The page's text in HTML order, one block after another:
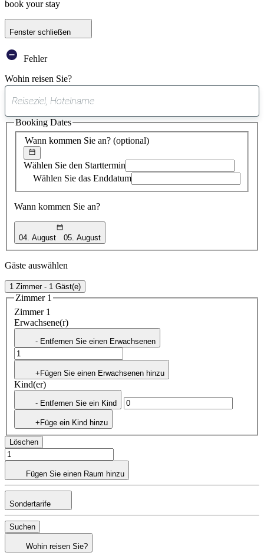
book your stay
Fenster schließen
Fehler
Wohin reisen Sie?
gefundener
Vorschlag
Wann kommen Sie an? (optional)
Wählen Sie den Starttermin
Wählen Sie das Enddatum
Wann kommen Sie an?
04. August 05. August
Booking Dates
Gäste auswählen
1 Zimmer - 1 Gäst(e)
Zimmer 1
Zimmer 1
Erwachsene(r)
- Entfernen Sie einen Erwachsenen
+Fügen Sie einen Erwachsenen hinzu
Kind(er)
- Entfernen Sie ein Kind
+Füge ein Kind hinzu
Löschen
Fügen Sie einen Raum hinzu
Sondertarife
Suchen
Wohin reisen Sie?